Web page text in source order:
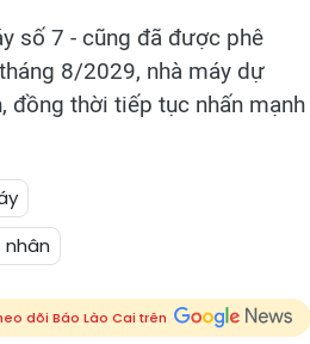
số 7 - cũng đã được phê
8/2029, nhà máy dự
đồng thời tiếp tục nhấn mạnh
dõi Báo Lào Cai trên